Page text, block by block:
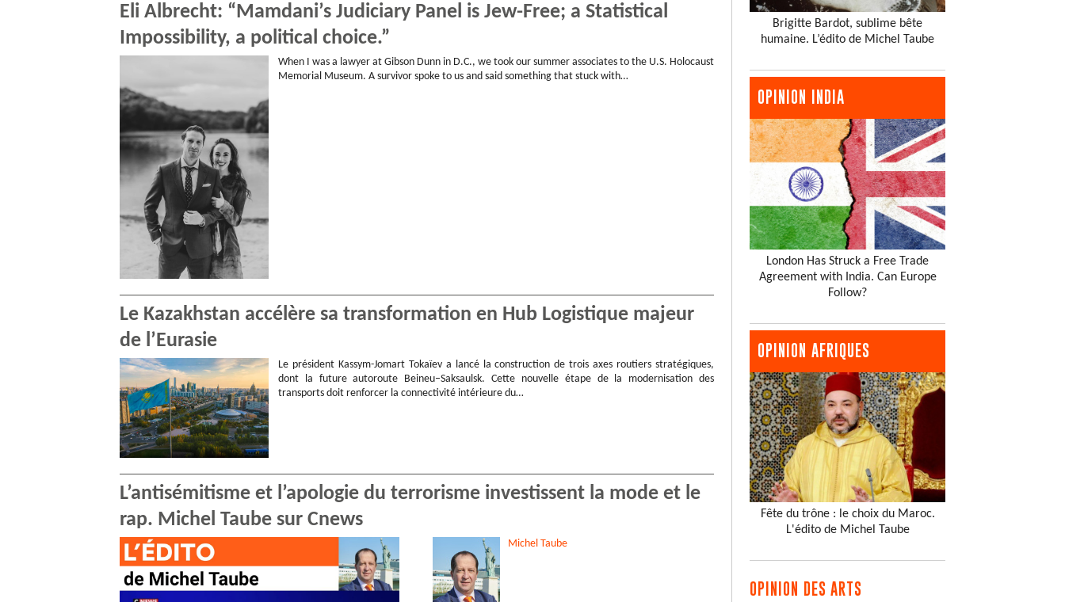
Eli Albrecht: “Mamdani’s Judiciary Panel is Jew-Free; a Statistical
Impossibility, a political choice.”
When I was a lawyer at Gibson Dunn in D.C., we took our summer associates to the U.S. Holocaust
Memorial Museum. A survivor spoke to us and said something that stuck with…
Le Kazakhstan accélère sa transformation en Hub Logistique majeur
de l’Eurasie
Le président Kassym-Jomart Tokaïev a lancé la construction de trois axes routiers stratégiques,
dont la future autoroute Beineu–Saksaulsk. Cette nouvelle étape de la modernisation des
transports doit renforcer la connectivité intérieure du…
L’antisémitisme et l’apologie du terrorisme investissent la mode et le
rap. Michel Taube sur Cnews
Michel Taube
Brigitte Bardot, sublime bête
humaine. L’édito de Michel Taube
OPINION INDIA
London Has Struck a Free Trade
Agreement with India. Can Europe
Follow?
OPINION AFRIQUES
Fête du trône : le choix du Maroc.
L'édito de Michel Taube
OPINION DES ARTS